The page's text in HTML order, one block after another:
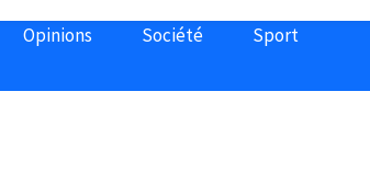
Opinions Société Sport